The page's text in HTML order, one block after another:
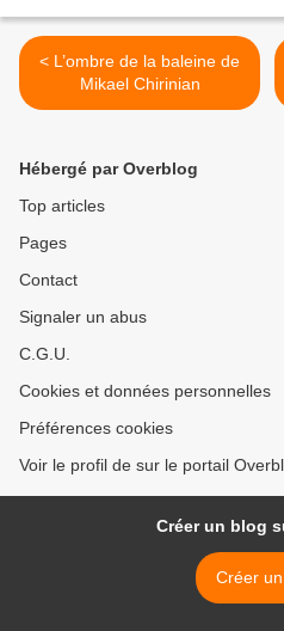
< L’ombre de la baleine de
Mikael Chirinian
Hébergé par Overblog
Top articles
Pages
Contact
Signaler un abus
C.G.U.
Cookies et données personnelles
Préférences cookies
Voir le profil de sur le portail
Créer un blog
Créer